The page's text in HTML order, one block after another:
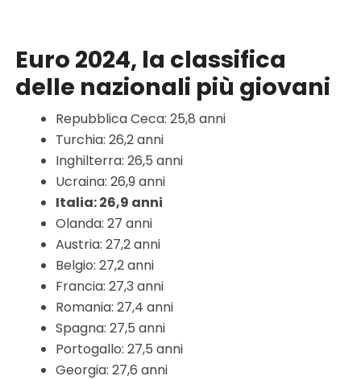
Euro 2024, la classifica
delle nazionali più giovani
Repubblica Ceca: 25,8 anni
Turchia: 26,2 anni
Inghilterra: 26,5 anni
Ucraina: 26,9 anni
Italia: 26,9 anni
Olanda: 27 anni
Austria: 27,2 anni
Belgio: 27,2 anni
Francia: 27,3 anni
Romania: 27,4 anni
Spagna: 27,5 anni
Portogallo: 27,5 anni
Georgia: 27,6 anni